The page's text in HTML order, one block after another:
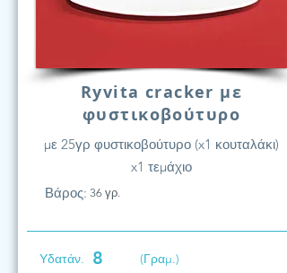
Ryvita cracker με
φυστικοβούτυρο
με 25γρ φυστικοβούτυρο (x1 κουταλάκι)
x1 τεμάχιο
Βάρος: 36 γρ.
Υδατάν. 8 (Γραμ.)